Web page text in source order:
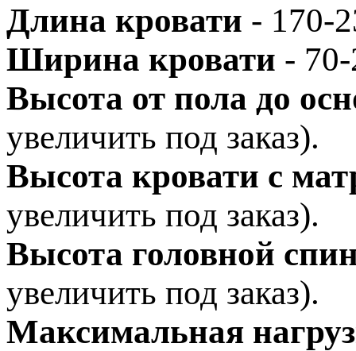
Длина кровати - 170-
Ширина кровати -
Высота от пола до
увеличить под заказ).
Высота кровати с
увеличить под заказ).
Высота головной
увеличить под заказ).
Максимальная